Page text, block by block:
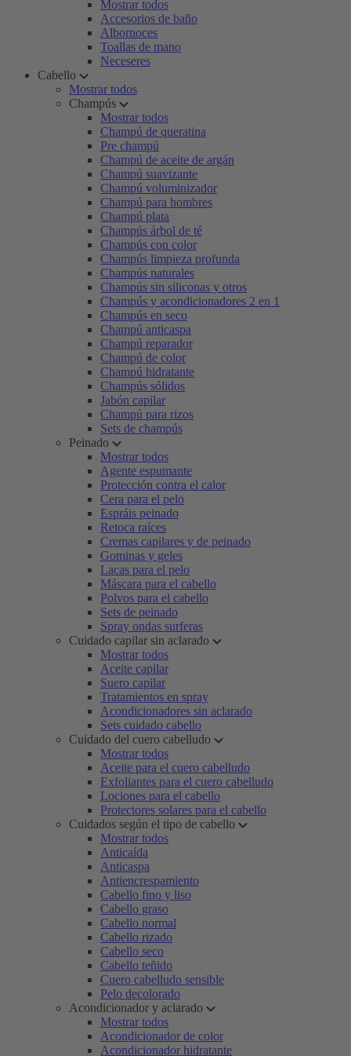
Mostrar todos
Accesorios de baño
Albornoces
Toallas de mano
Neceseres
Cabello
Mostrar todos
Champús
Mostrar todos
Champú de queratina
Pre champú
Champú de aceite de argán
Champú suavizante
Champú voluminizador
Champú para hombres
Champú plata
Champús árbol de té
Champús con color
Champús limpieza profunda
Champús naturales
Champús sin siliconas y otros
Champús y acondicionadores 2 en 1
Champús en seco
Champú anticaspa
Champú reparador
Champú de color
Champú hidratante
Champús sólidos
Jabón capilar
Champú para rizos
Sets de champús
Peinado
Mostrar todos
Agente espumante
Protección contra el calor
Cera para el pelo
Espráis peinado
Retoca raíces
Cremas capilares y de peinado
Gominas y geles
Lacas para el pelo
Máscara para el cabello
Polvos para el cabello
Sets de peinado
Spray ondas surferas
Cuidado capilar sin aclarado
Mostrar todos
Aceite capilar
Suero capilar
Tratamientos en spray
Acondicionadores sin aclarado
Sets cuidado cabello
Cuidado del cuero cabelludo
Mostrar todos
Aceite para el cuero cabelludo
Exfoliantes para el cuero cabelludo
Lociones para el cabello
Protectores solares para el cabello
Cuidados según el tipo de cabello
Mostrar todos
Anticaída
Anticaspa
Antiencrespamiento
Cabello fino y liso
Cabello graso
Cabello normal
Cabello rizado
Cabello seco
Cabello teñido
Cuero cabelludo sensible
Pelo decolorado
Acondicionador y aclarado
Mostrar todos
Acondicionador de color
Acondicionador hidratante